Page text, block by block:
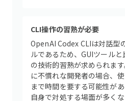
CLI操作の習熟が必要
OpenAI Codex CLIは対話型
ルであるため、GUIツール
の技術的習熟が求められま
に不慣れな開発者の場合、
まで時間を要する可能性が
自身で対処する場面が多く